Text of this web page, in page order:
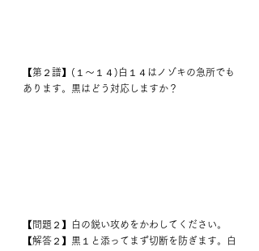
【第２譜】(１～１４)白１４はノゾキの急所でも
あります。黒はどう対応しますか？
【問題２】白の鋭い攻めをかわしてください。
【解答２】黒１と添ってまず切断を防ぎます。白